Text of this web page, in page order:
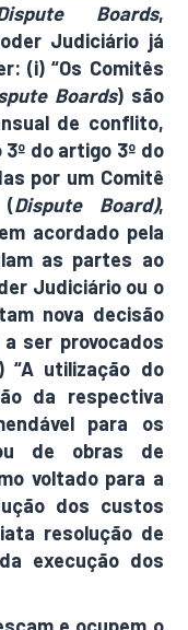
Boards,
Judiciário já
(i) “Os Comitês
Boards) são
de conflito,
do artigo 3º do
por um Comitê
(Dispute Board),
acordado pela
as partes ao
Judiciário ou o
nova decisão
ser provocados
“A utilização do
da respectiva
para os
de obras de
voltado para a
dos custos
resolução de
execução dos